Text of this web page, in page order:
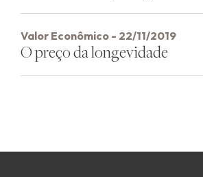
Valor Econômico - 22/11/2019
O preço da longevidade